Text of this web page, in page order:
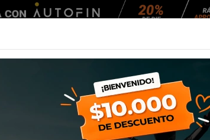
EQUIPAMIENTO NEUMÁTICOS